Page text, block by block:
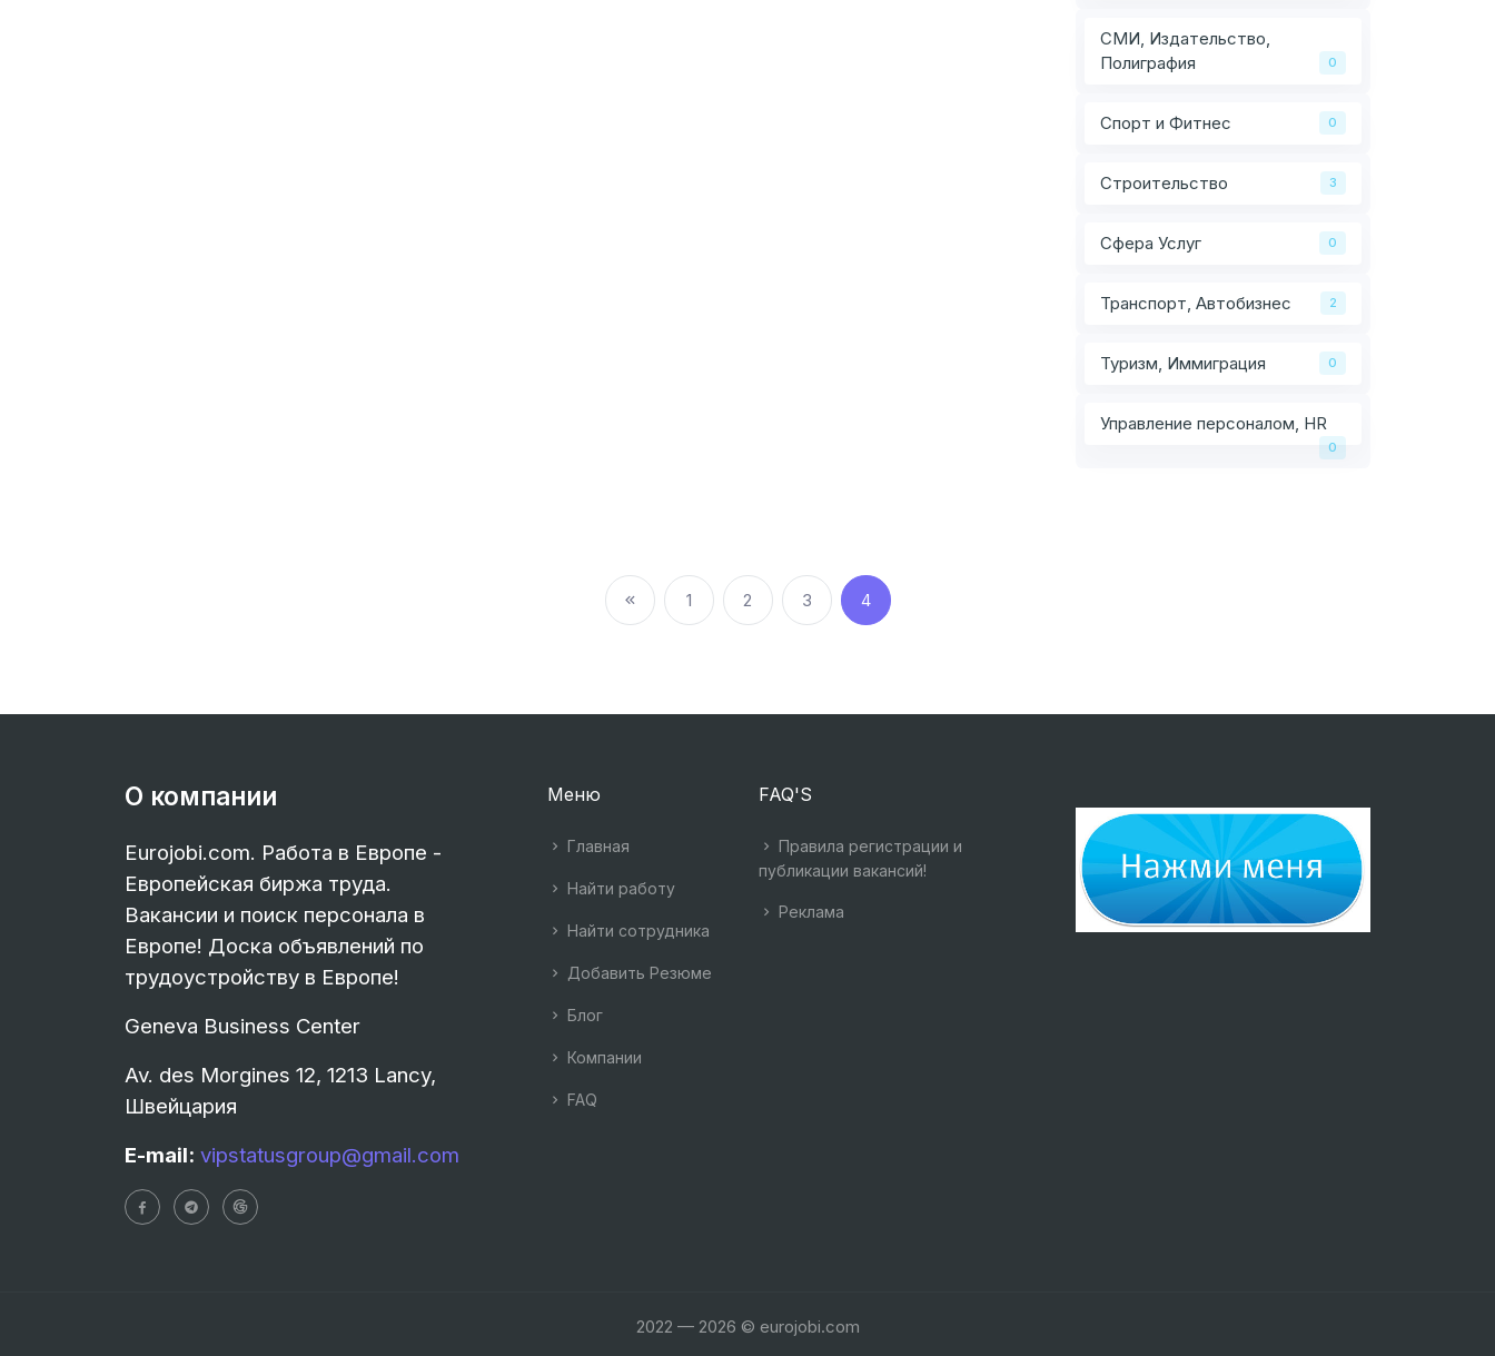
СМИ, Издательство,
Полиграфия
0
Спорт и Фитнес 0
Строительство 3
Сфера Услуг 0
Транспорт, Автобизнес 2
Туризм, Иммиграция 0
Управление персоналом, HR
0
1 2 3 4
О компании
Eurojobi.com. Работа в Европе -
Европейская биржа труда.
Вакансии и поиск персонала в
Европе! Доска объявлений по
трудоустройству в Европе!
Geneva Business Center
Av. des Morgines 12, 1213 Lancy,
Швейцария
E-mail: vipstatusgroup@gmail.com
Меню
Главная
Найти работу
Найти сотрудника
Добавить Резюме
Блог
Компании
FAQ
FAQ'S
Правила регистрации и
публикации вакансий!
Реклама
2022 — 2026 © eurojobi.com